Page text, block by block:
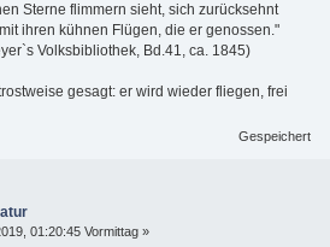
Sterne flimmern sieht, sich zurücksehnt
ihren kühnen Flügen, die er genossen."
Volksbibliothek, Bd.41, ca. 1845)
gesagt: er wird wieder fliegen, frei
Gespeichert
01:20:45 Vormittag »